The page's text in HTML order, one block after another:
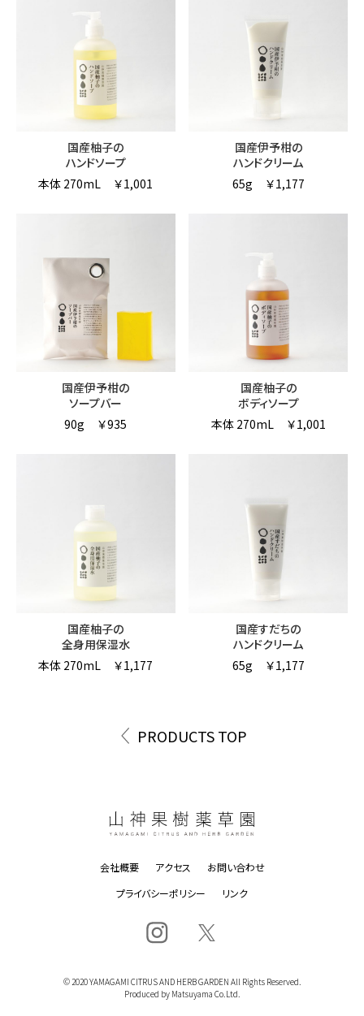
国産柚子の
ハンドソープ
本体 270mL
￥1,001
国産伊予柑の
ハンドクリーム
65g
￥1,177
国産伊予柑の
ソープバー
90g
￥935
国産柚子の
ボディソープ
本体 270mL
￥1,001
国産柚子の
全身用保湿水
本体 270mL
￥1,177
国産すだちの
ハンドクリーム
65g
￥1,177
PRODUCTS TOP
会社概要 アクセス
お問い合わせ
プライバシーポリシー
リンク
© 2020 YAMAGAMI CITRUS AND HERB GARDEN All Rights Reserved.
Produced by Matsuyama Co.Ltd.